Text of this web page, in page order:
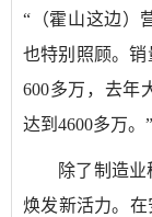
“（霍山这边）
也特别照顾。销
600多万，去年
达到4600多万。”
除了制造
焕发新活力。